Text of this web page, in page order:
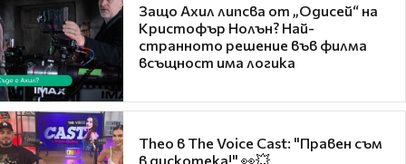
Защо Ахил липсва от „Одисей“ на
Кристофър Нолън? Най-
странното решение във филма
всъщност има логика
Theo в The Voice Cast: "Правен съм
в дискотека!" 👀💥